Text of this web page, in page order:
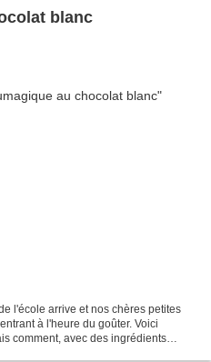
blanc
l'école arrive et nos chères petites
à l'heure du goûter. Voici
comment, avec des ingrédients